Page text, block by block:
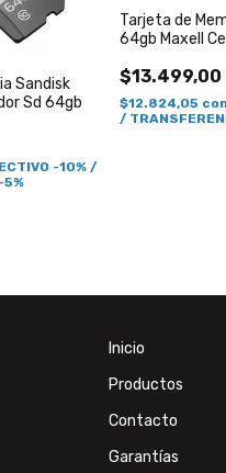
Sandisk
Sd 64gb
-10% /
5%
Tarjeta de
64gb Maxell
$13.499,00
$12.824,05 con
/
Inicio
Productos
Contacto
Garantías